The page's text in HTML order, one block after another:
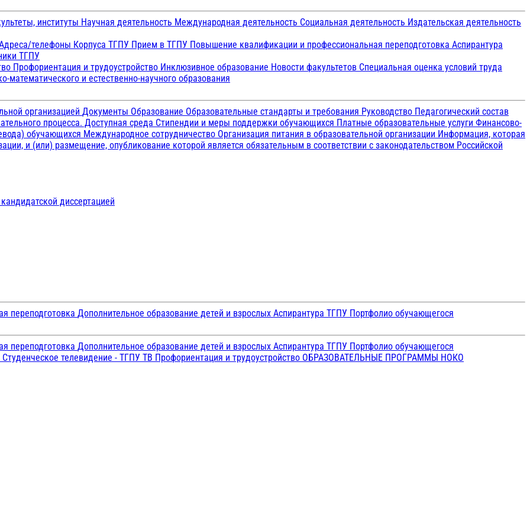
институты Научная деятельность Международная деятельность Социальная деятельность Издательская деятельность
телефоны Корпуса ТГПУ Прием в ТГПУ Повышение квалификации и профессиональная переподготовка Аспирантура
ТГПУ
Профориентация и трудоустройство Инклюзивное образование Новости факультетов Специальная оценка условий труда
математического и естественно-научного образования
организацией Документы Образование Образовательные стандарты и требования Руководство Педагогический состав
процесса. Доступная среда Стипендии и меры поддержки обучающихся Платные образовательные услуги Финансово-
обучающихся Международное сотрудничество Организация питания в образовательной организации Информация, которая
и (или) размещение, опубликование которой является обязательным в соответствии с законодательством Российской
диссертацией
переподготовка Дополнительное образование детей и взрослых Аспирантура ТГПУ Портфолио обучающегося
переподготовка Дополнительное образование детей и взрослых Аспирантура ТГПУ Портфолио обучающегося
Студенческое телевидение - ТГПУ ТВ Профориентация и трудоустройство ОБРАЗОВАТЕЛЬНЫЕ ПРОГРАММЫ НОКО